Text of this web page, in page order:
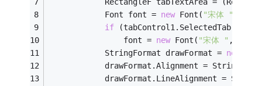
RectangleF tabTextArea =
            Font font =
new Font( "宋体 "
if (tabControl1.SelectedTab ==
                font =
new Font( "宋体 " ,
            StringFormat drawFormat =
new
drawFormat.Alignment =
drawFormat.LineAlignment =